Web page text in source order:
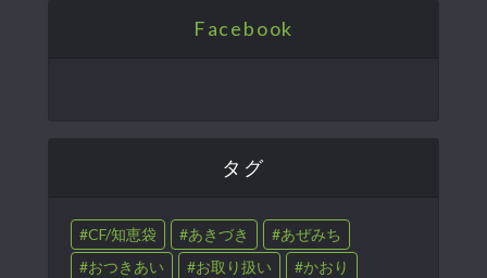
Facebook
タグ
CF/知恵袋 あきづき
あぜみち
おつきあい
お取り扱い
かおり